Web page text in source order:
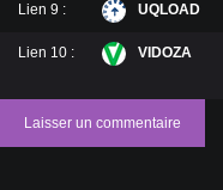
Lien 9 : UQLOAD
Lien 10 : VIDOZA
Laisser un commentaire